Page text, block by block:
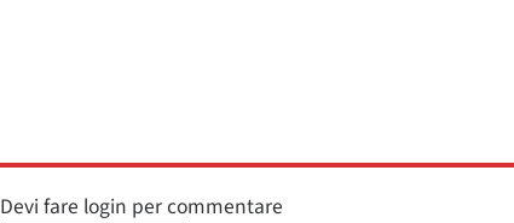
Devi fare login per commentare